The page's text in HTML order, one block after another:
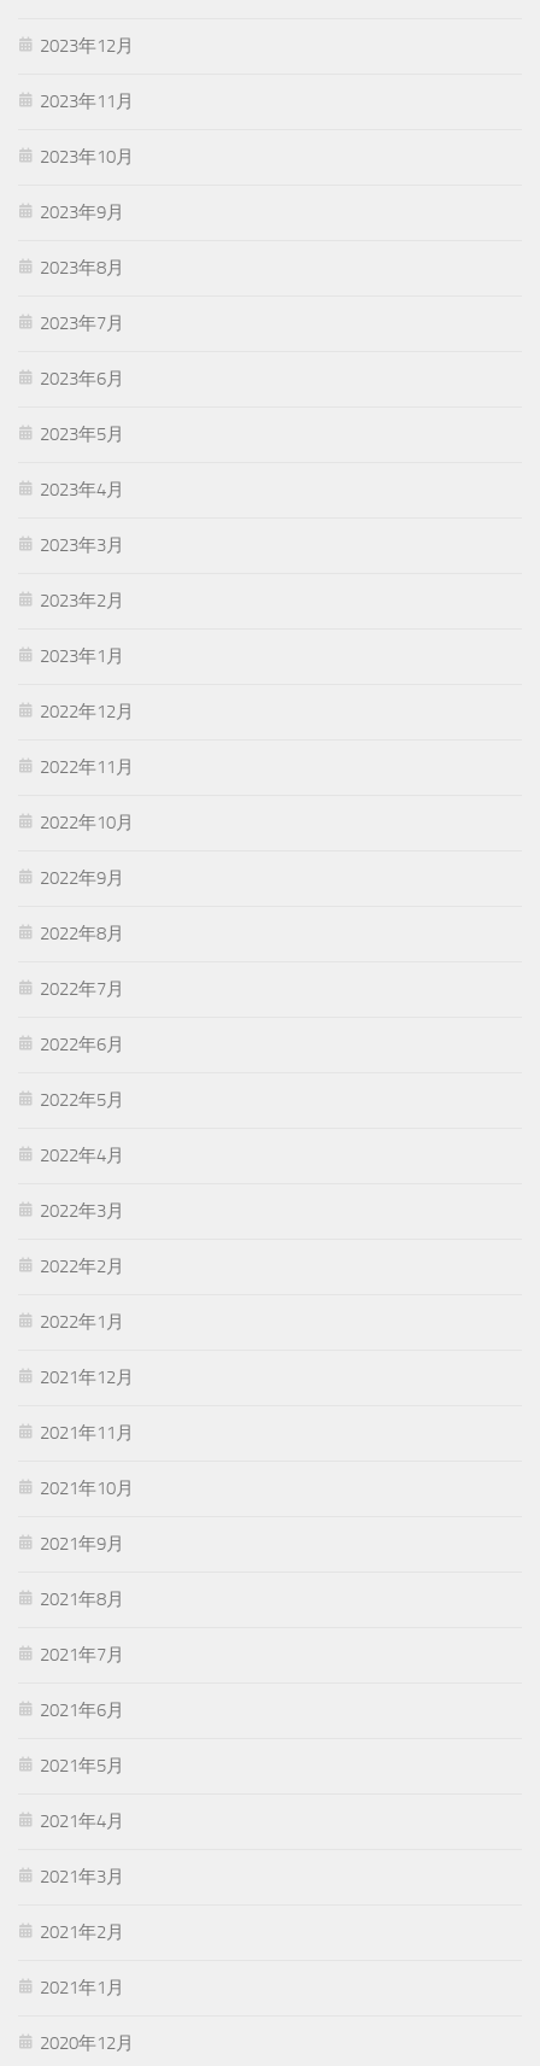
2023年12月
2023年11月
2023年10月
2023年9月
2023年8月
2023年7月
2023年6月
2023年5月
2023年4月
2023年3月
2023年2月
2023年1月
2022年12月
2022年11月
2022年10月
2022年9月
2022年8月
2022年7月
2022年6月
2022年5月
2022年4月
2022年3月
2022年2月
2022年1月
2021年12月
2021年11月
2021年10月
2021年9月
2021年8月
2021年7月
2021年6月
2021年5月
2021年4月
2021年3月
2021年2月
2021年1月
2020年12月